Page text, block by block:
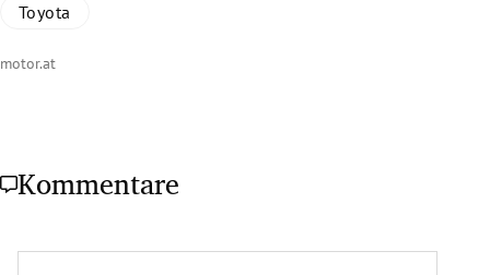
Toyota
motor.at
Kommentare